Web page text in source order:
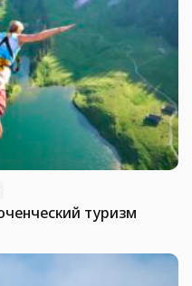
туризм